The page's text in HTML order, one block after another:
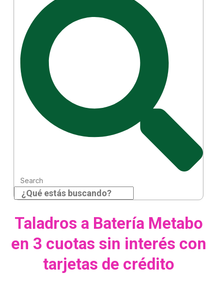
Search
Taladros a Batería Metabo
en 3 cuotas sin interés con
tarjetas de crédito